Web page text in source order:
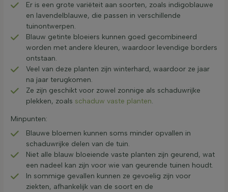
Er is een grote variëteit aan soorten, zoals indigoblauwe
en lavendelblauwe, die passen in verschillende
tuinontwerpen.
Blauw getinte bloeiers kunnen goed gecombineerd
worden met andere kleuren, waardoor levendige borders
ontstaan.
Veel van deze planten zijn winterhard, waardoor ze jaar
na jaar terugkomen.
Ze zijn geschikt voor zowel zonnige als schaduwrijke
plekken, zoals schaduw vaste planten.
Minpunten:
Blauwe bloemen kunnen soms minder opvallen in
schaduwrijke delen van de tuin.
Niet alle blauw bloeiende vaste planten zijn geurend, wat
een nadeel kan zijn voor wie van geurende tuinen houdt.
In sommige gevallen kunnen ze gevoelig zijn voor
ziekten, afhankelijk van de soort en de